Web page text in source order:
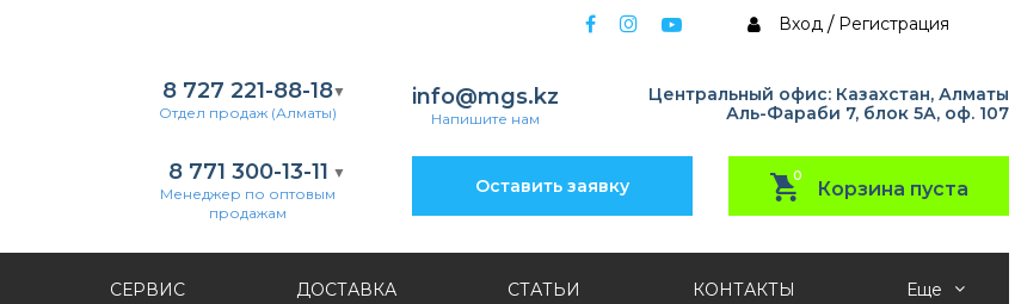
Вход / Регистрация
8 727 221-88-18
Отдел продаж (Алматы)
8 771 300-13-11
Менеджер по оптовым
продажам
info@mgs.kz
Напишите нам
Центральный офис: Казахстан, Алматы
Аль-Фараби 7, блок 5А, оф. 107
Оставить заявку 0
Корзина пуста
СЕРВИС ДОСТАВКА СТАТЬИ КОНТАКТЫ Еще